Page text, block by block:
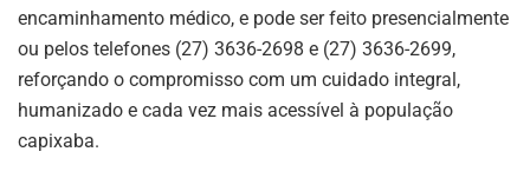
encaminhamento médico, e pode ser feito presencialmente
ou pelos telefones (27) 3636-2698 e (27) 3636-2699,
reforçando o compromisso com um cuidado integral,
humanizado e cada vez mais acessível à população
capixaba.